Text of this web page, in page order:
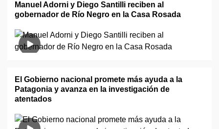
Manuel Adorni y Diego Santilli reciben al
gobernador de Río Negro en la Casa Rosada
El Gobierno nacional promete más ayuda a la
Patagonia y avanza en la investigación de
atentados